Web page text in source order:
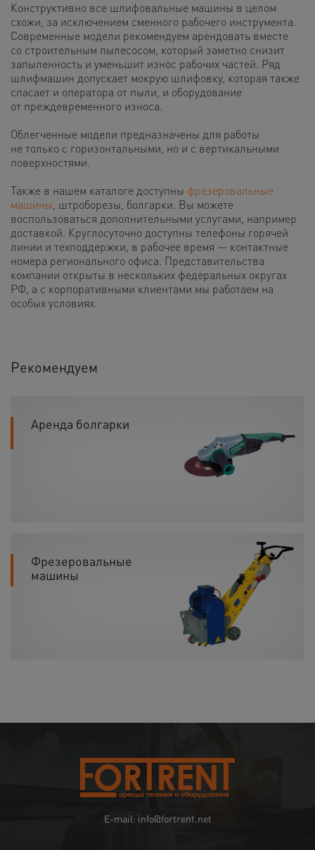
Конструктивно все шлифовальные машины в целом
схожи, за исключением сменного рабочего инструмента.
Современные модели рекомендуем арендовать вместе
со строительным пылесосом, который заметно снизит
запыленность и уменьшит износ рабочих частей. Ряд
шлифмашин допускает мокрую шлифовку, которая также
спасает и оператора от пыли, и оборудование
от преждевременного износа.
Облегченные модели предназначены для работы
не только с горизонтальными, но и с вертикальными
поверхностями.
Также в нашем каталоге доступны фрезеровальные
машины, штроборезы, болгарки. Вы можете
воспользоваться дополнительными услугами, например
доставкой. Круглосуточно доступны телефоны горячей
линии и техподдержки, в рабочее время — контактные
номера регионального офиса. Представительства
компании открыты в нескольких федеральных округах
РФ, а с корпоративными клиентами мы работаем на
особых условиях.
Рекомендуем
Аренда болгарки
Фрезеровальные
машины
E-mail: info@fortrent.net